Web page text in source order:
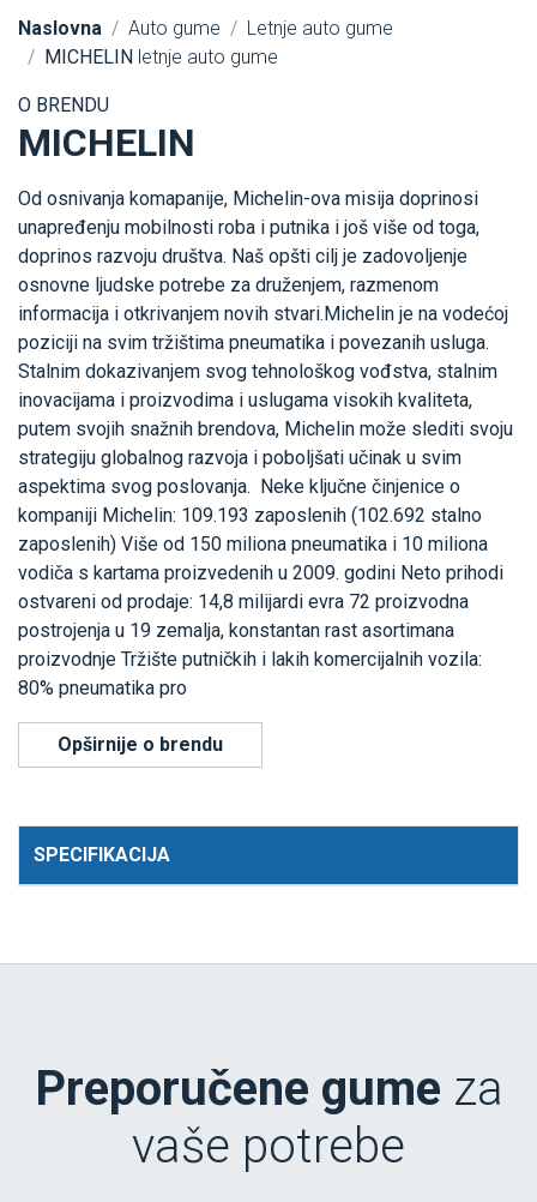
Naslovna Auto gume
Letnje auto gume
MICHELIN letnje auto gume
O BRENDU
MICHELIN
Od osnivanja komapanije, Michelin-ova misija doprinosi
unapređenju mobilnosti roba i putnika i još više od toga,
doprinos razvoju društva. Naš opšti cilj je zadovoljenje
osnovne ljudske potrebe za druženjem, razmenom
informacija i otkrivanjem novih stvari.Michelin je na vodećoj
poziciji na svim tržištima pneumatika i povezanih usluga.
Stalnim dokazivanjem svog tehnološkog vođstva, stalnim
inovacijama i proizvodima i uslugama visokih kvaliteta,
putem svojih snažnih brendova, Michelin može slediti svoju
strategiju globalnog razvoja i poboljšati učinak u svim
aspektima svog poslovanja. Neke ključne činjenice o
kompaniji Michelin: 109.193 zaposlenih (102.692 stalno
zaposlenih) Više od 150 miliona pneumatika i 10 miliona
vodiča s kartama proizvedenih u 2009. godini Neto prihodi
ostvareni od prodaje: 14,8 milijardi evra 72 proizvodna
postrojenja u 19 zemalja, konstantan rast asortimana
proizvodnje Tržište putničkih i lakih komercijalnih vozila:
80% pneumatika pro
Opširnije o brendu
SPECIFIKACIJA
Preporučene gume za
vaše potrebe